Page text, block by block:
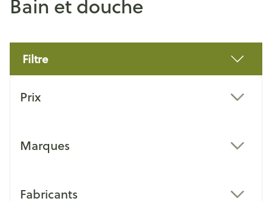
Bain et douche
Filtre
Prix
Marques
Fabricants